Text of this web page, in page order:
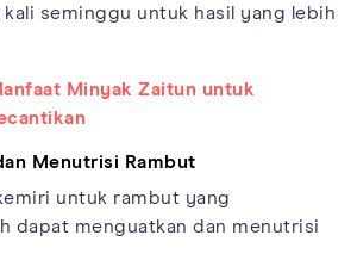
kali seminggu untuk hasil yang lebih
Minyak Zaitun untuk
Menutrisi Rambut
untuk rambut yang
dapat menguatkan dan menutrisi